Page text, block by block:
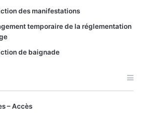
des manifestations
temporaire de la réglementation
de baignade
– Accès